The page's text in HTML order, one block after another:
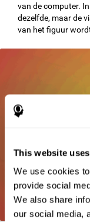
This website
We use cookies
provide social
We also share
our social media,
van de computer.
dezelfde, maar de
van het figuur